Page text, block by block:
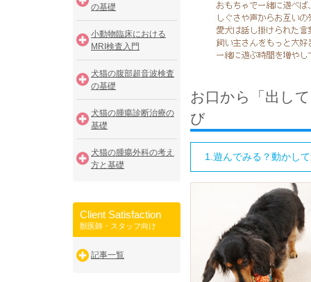
の基礎
小動物臨床における
MRI検査入門
犬猫の腹部超音波検査
の基礎
犬猫の腫瘍診断治療の
基礎
犬猫の腫瘍外科の考え
方と基礎
Client Satisfaction
獣医師・スタッフ向け
記事一覧
お口から「出し
び
1.遊んでみる？動かし